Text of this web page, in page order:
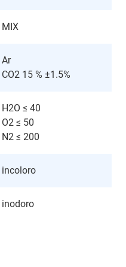
MIX
Ar
CO2 15 % ±1.5%
H2O ≤ 40
O2 ≤ 50
N2 ≤ 200
incoloro
inodoro